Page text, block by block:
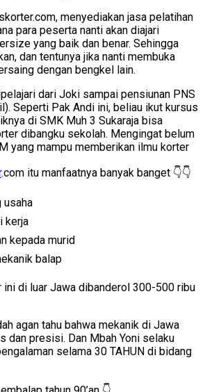
menyediakan jasa pelatihan
para peserta nanti akan diajari
yang baik dan benar. Sehingga
dan tentunya jika nanti membuka
dengan bengkel lain.
dari Joki sampai pensiunan PNS
Seperti Pak Andi ini, beliau ikut kursus
di SMK Muh 3 Sukaraja bisa
dibangku sekolah. Mengingat belum
yang mampu memberikan ilmu korter
.com itu manfaatnya banyak banget 👇👇
usaha
kerja
kepada murid
balap
ini di luar Jawa dibanderol 300-500 ribu
agan tahu bahwa mekanik di Jawa
dan presisi. Dan Mbah Yoni selaku
selama 30 TAHUN di bidang